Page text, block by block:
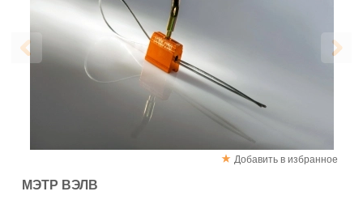
Добавить в избранное
МЭТР ВЭЛВ